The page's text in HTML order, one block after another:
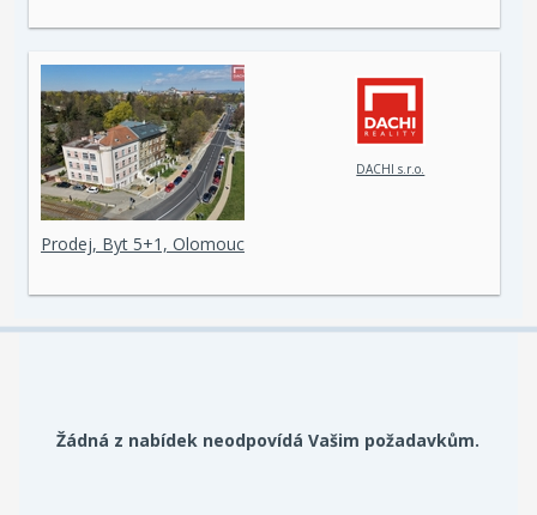
DACHI s.r.o.
Prodej, Byt 5+1, Olomouc
Žádná z nabídek neodpovídá Vašim požadavkům.